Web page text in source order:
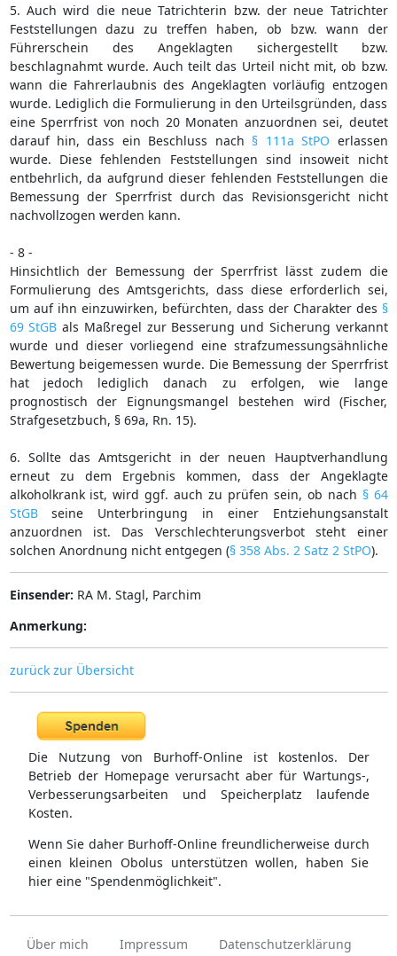
5. Auch wird die neue Tatrichterin bzw. der neue Tatrichter
Feststellungen dazu zu treffen haben, ob bzw. wann der
Führerschein des Angeklagten sichergestellt bzw.
beschlagnahmt wurde. Auch teilt das Urteil nicht mit, ob bzw.
wann die Fahrerlaubnis des Angeklagten vorläufig entzogen
wurde. Lediglich die Formulierung in den Urteilsgründen, dass
eine Sperrfrist von noch 20 Monaten anzuordnen sei, deutet
darauf hin, dass ein Beschluss nach § 111a StPO erlassen
wurde. Diese fehlenden Feststellungen sind insoweit nicht
entbehrlich, da aufgrund dieser fehlenden Feststellungen die
Bemessung der Sperrfrist durch das Revisionsgericht nicht
nachvollzogen werden kann.
- 8 -
Hinsichtlich der Bemessung der Sperrfrist lässt zudem die
Formulierung des Amtsgerichts, dass diese erforderlich sei,
um auf ihn einzuwirken, befürchten, dass der Charakter des §
69 StGB als Maßregel zur Besserung und Sicherung verkannt
wurde und dieser vorliegend eine strafzumessungsähnliche
Bewertung beigemessen wurde. Die Bemessung der Sperrfrist
hat jedoch lediglich danach zu erfolgen, wie lange
prognostisch der Eignungsmangel bestehen wird (Fischer,
Strafgesetzbuch, § 69a, Rn. 15).
6. Sollte das Amtsgericht in der neuen Hauptverhandlung
erneut zu dem Ergebnis kommen, dass der Angeklagte
alkoholkrank ist, wird ggf. auch zu prüfen sein, ob nach § 64
StGBseine Unterbringung in einer Entziehungsanstalt
anzuordnen ist. Das Verschlechterungsverbot steht einer
solchen Anordnung nicht entgegen (§ 358 Abs. 2 Satz 2 StPO).
Einsender: RA M. Stagl, Parchim
Anmerkung:
zurück zur Übersicht
Die Nutzung von Burhoff-Online ist kostenlos. Der
Betrieb der Homepage verursacht aber für Wartungs-,
Verbesserungsarbeiten und Speicherplatz laufende
Kosten.
Wenn Sie daher Burhoff-Online freundlicherweise durch
einen kleinen Obolus unterstützen wollen, haben Sie
hier eine "Spendenmöglichkeit".
Über mich Impressum Datenschutzerklärung